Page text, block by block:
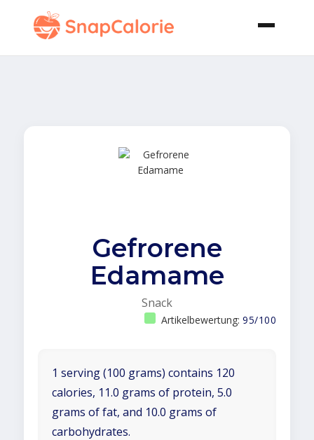
Gefrorene
Edamame
Snack
Artikelbewertung: 95/100
1 serving (100 grams) contains 120
calories, 11.0 grams of protein, 5.0
grams of fat, and 10.0 grams of
carbohydrates.